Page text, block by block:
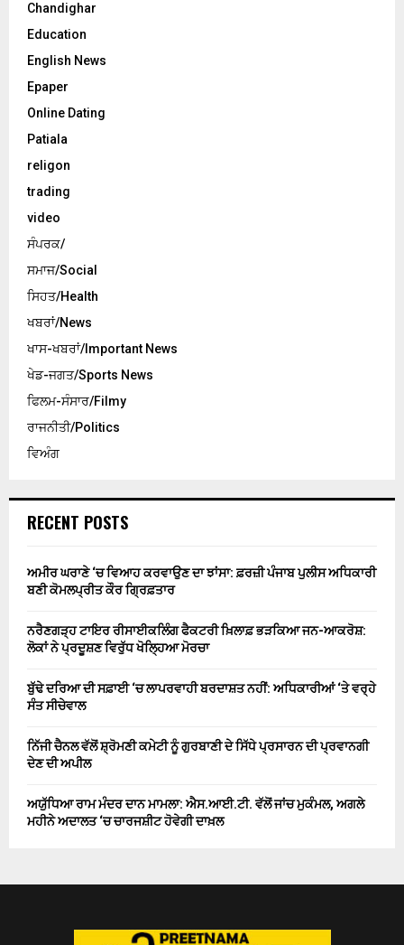
Chandighar
Education
English News
Epaper
Online Dating
Patiala
religon
trading
video
ਸੰਪਰਕ/
ਸਮਾਜ/Social
ਸਿਹਤ/Health
ਖਬਰਾਂ/News
ਖਾਸ-ਖਬਰਾਂ/Important News
ਖੇਡ-ਜਗਤ/Sports News
ਫਿਲਮ-ਸੰਸਾਰ/Filmy
ਰਾਜਨੀਤੀ/Politics
ਵਿਅੰਗ
RECENT POSTS
ਅਮੀਰ ਘਰਾਣੇ ‘ਚ ਵਿਆਹ ਕਰਵਾਉਣ ਦਾ ਝਾਂਸਾ: ਫ਼ਰਜ਼ੀ ਪੰਜਾਬ ਪੁਲੀਸ ਅਧਿਕਾਰੀ
ਬਣੀ ਕੋਮਲਪ੍ਰੀਤ ਕੌਰ ਗ੍ਰਿਫ਼ਤਾਰ
ਨਰੈਣਗੜ੍ਹ ਟਾਇਰ ਰੀਸਾਈਕਲਿੰਗ ਫੈਕਟਰੀ ਖ਼ਿਲਾਫ਼ ਭੜਕਿਆ ਜਨ-ਆਕਰੋਸ਼:
ਲੋਕਾਂ ਨੇ ਪ੍ਰਦੂਸ਼ਣ ਵਿਰੁੱਧ ਖੋਲ੍ਹਿਆ ਮੋਰਚਾ
ਬੁੱਢੇ ਦਰਿਆ ਦੀ ਸਫ਼ਾਈ ‘ਚ ਲਾਪਰਵਾਹੀ ਬਰਦਾਸ਼ਤ ਨਹੀਂ: ਅਧਿਕਾਰੀਆਂ ‘ਤੇ ਵਰ੍ਹੇ
ਸੰਤ ਸੀਚੇਵਾਲ
ਨਿੱਜੀ ਚੈਨਲ ਵੱਲੋਂ ਸ਼੍ਰੋਮਣੀ ਕਮੇਟੀ ਨੂੰ ਗੁਰਬਾਣੀ ਦੇ ਸਿੱਧੇ ਪ੍ਰਸਾਰਨ ਦੀ ਪ੍ਰਵਾਨਗੀ
ਦੇਣ ਦੀ ਅਪੀਲ
ਅਯੁੱਧਿਆ ਰਾਮ ਮੰਦਰ ਦਾਨ ਮਾਮਲਾ: ਐਸ.ਆਈ.ਟੀ. ਵੱਲੋਂ ਜਾਂਚ ਮੁਕੰਮਲ, ਅਗਲੇ
ਮਹੀਨੇ ਅਦਾਲਤ ‘ਚ ਚਾਰਜਸ਼ੀਟ ਹੋਵੇਗੀ ਦਾਖ਼ਲ